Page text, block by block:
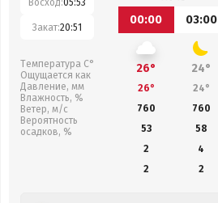
Закат:20:51
Температура С°
Ощущается как
Давление, мм
Влажность, %
Ветер, м/с
Вероятность
осадков, %
00:00
03:00
26° 24°
26° 24°
760
760
53
58
2
4
2
2